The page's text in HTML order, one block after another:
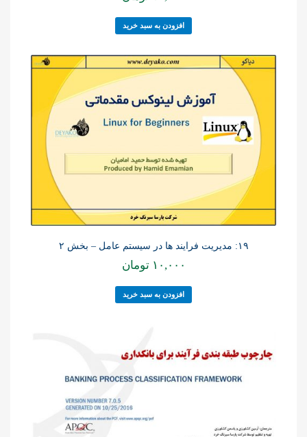
افزودن به سبد خرید
۱۹: مدیریت فرایند ها در سیستم عامل – بخش ۲
۱۰,۰۰۰ تومان
افزودن به سبد خرید